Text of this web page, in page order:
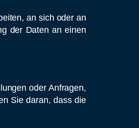
an sich oder an
der Daten an einen
oder Anfragen,
Sie daran, dass die